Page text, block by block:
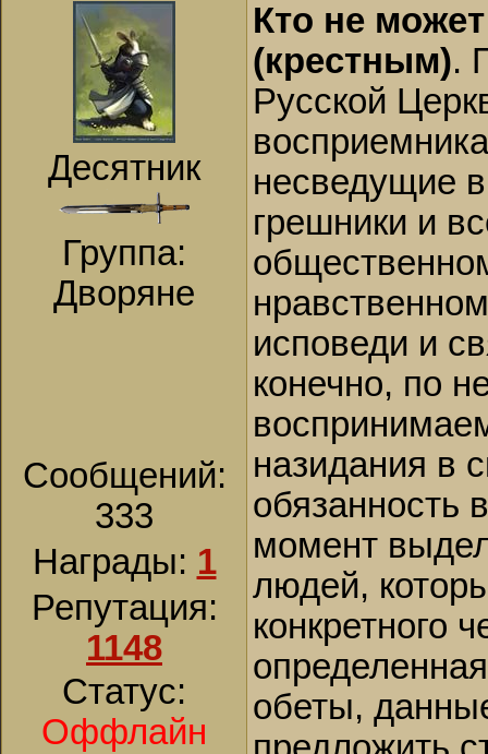
Десятник
Группа:
Дворяне
Сообщений:
333
Награды: 1
Репутация:
1148
Статус:
Оффлайн
Кто не
(крестным).
Русской
несведущие
грешники и
исповеди и
конечно, по
назидания в
обязанность
момент
людей,
конкретного
обеты,